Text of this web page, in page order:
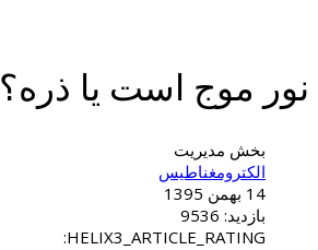
نور موج است یا ذره؟
بخش مدیریت
الکترومغناطیس
14 بهمن 1395
بازدید: 9536
HELIX3_ARTICLE_RATING: